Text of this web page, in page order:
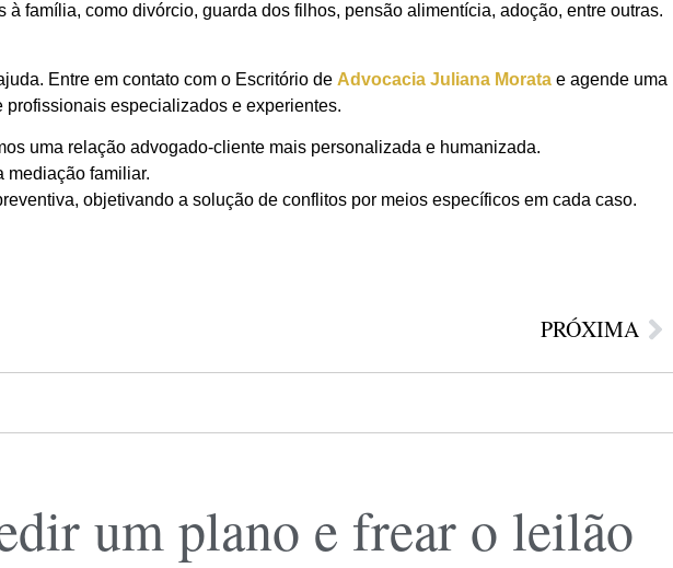
família, como divórcio, guarda dos filhos, pensão alimentícia, adoção, entre outras.
Entre em contato com o Escritório de Advocacia Juliana Morata e agende uma
especializados e experientes.
uma relação advogado-cliente mais personalizada e humanizada.
mediação familiar.
objetivando a solução de conflitos por meios específicos em cada caso.
PRÓXIMA
um plano e frear o leilão